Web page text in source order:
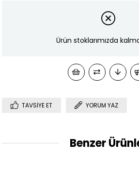
Ürün stoklarımızda
TAVSIYE ET YORUM YAZ
Benzer